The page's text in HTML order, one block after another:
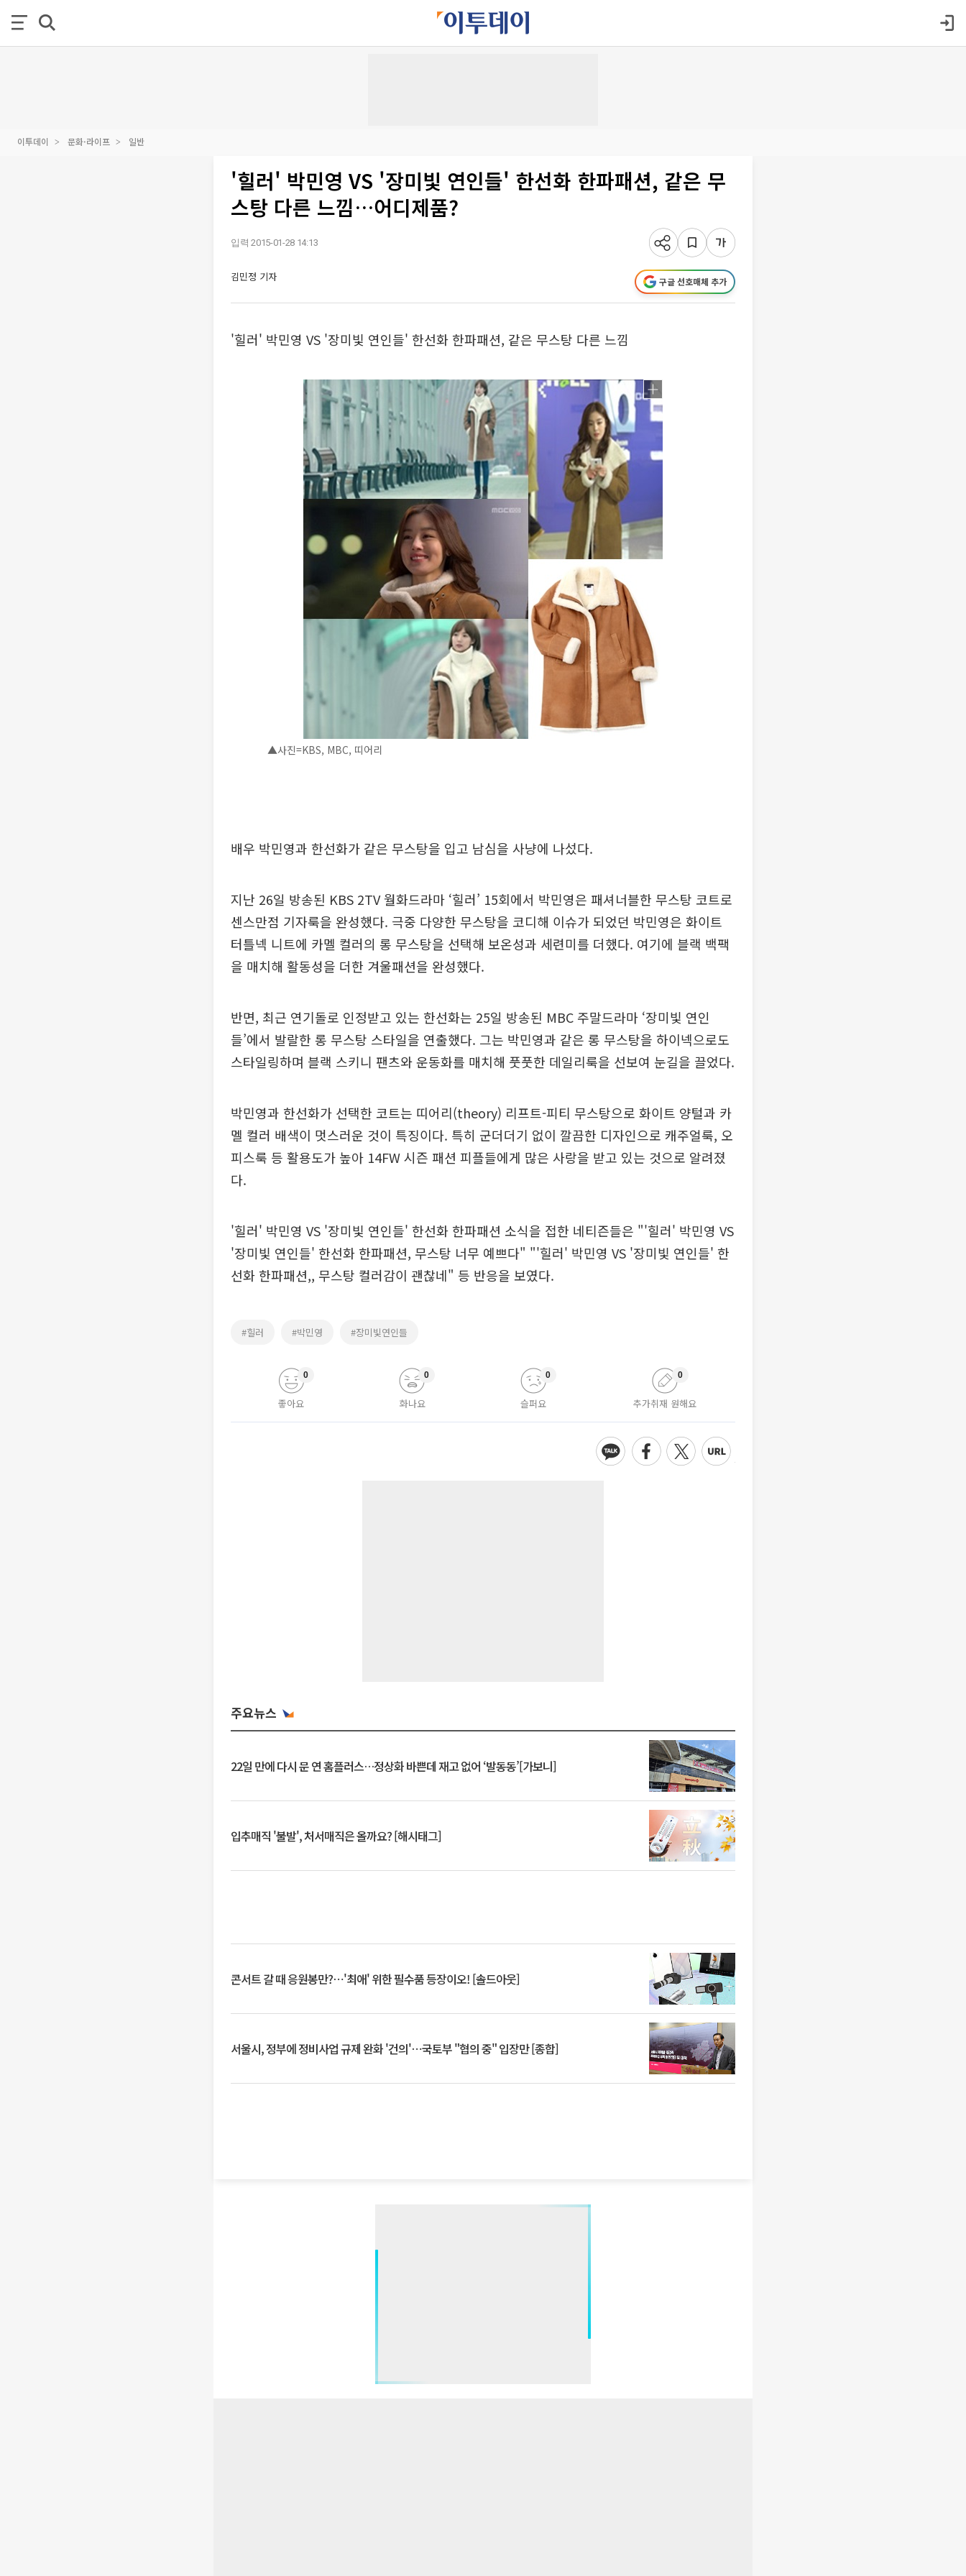
이투데이 문화·라이프 일반
'힐러' 박민영 VS '장미빛 연인들' 한선화 한파패션, 같은 무
스탕 다른 느낌…어디제품?
입력 2015-01-28 14:13
김민정 기자 구글 선호매체 추가
'힐러' 박민영 VS '장미빛 연인들' 한선화 한파패션, 같은 무스탕 다른 느낌
▲사진=KBS, MBC, 띠어리
배우 박민영과 한선화가 같은 무스탕을 입고 남심을 사냥에 나섰다.
지난 26일 방송된 KBS 2TV 월화드라마 ‘힐러’ 15회에서 박민영은 패셔너블한 무스탕 코트로
센스만점 기자룩을 완성했다. 극중 다양한 무스탕을 코디해 이슈가 되었던 박민영은 화이트
터틀넥 니트에 카멜 컬러의 롱 무스탕을 선택해 보온성과 세련미를 더했다. 여기에 블랙 백팩
을 매치해 활동성을 더한 겨울패션을 완성했다.
반면, 최근 연기돌로 인정받고 있는 한선화는 25일 방송된 MBC 주말드라마 ‘장미빛 연인
들’에서 발랄한 롱 무스탕 스타일을 연출했다. 그는 박민영과 같은 롱 무스탕을 하이넥으로도
스타일링하며 블랙 스키니 팬츠와 운동화를 매치해 풋풋한 데일리룩을 선보여 눈길을 끌었다.
박민영과 한선화가 선택한 코트는 띠어리(theory) 리프트-피티 무스탕으로 화이트 양털과 카
멜 컬러 배색이 멋스러운 것이 특징이다. 특히 군더더기 없이 깔끔한 디자인으로 캐주얼룩, 오
피스룩 등 활용도가 높아 14FW 시즌 패션 피플들에게 많은 사랑을 받고 있는 것으로 알려졌
다.
'힐러' 박민영 VS '장미빛 연인들' 한선화 한파패션 소식을 접한 네티즌들은 "'힐러' 박민영 VS
'장미빛 연인들' 한선화 한파패션, 무스탕 너무 예쁘다" "'힐러' 박민영 VS '장미빛 연인들' 한
선화 한파패션,, 무스탕 컬러감이 괜찮네" 등 반응을 보였다.
#힐러 #박민영 #장미빛연인들
좋아요
0
화나요
0
슬퍼요
0
추가취재 원해요
0
주요뉴스
22일 만에 다시 문 연 홈플러스…정상화 바쁜데 재고 없어 ‘발동동’[가보니]
입추매직 '불발', 처서매직은 올까요? [해시태그]
콘서트 갈 때 응원봉만?⋯'최애' 위한 필수품 등장이오! [솔드아웃]
서울시, 정부에 정비사업 규제 완화 '건의'⋯국토부 "협의 중" 입장만 [종합]